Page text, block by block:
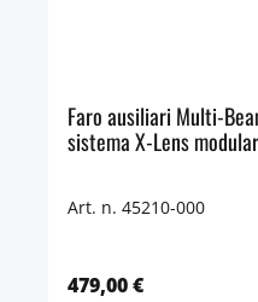
Faro ausiliari Multi-
sistema X-Lens
Art. n. 45210-000
479,00 €